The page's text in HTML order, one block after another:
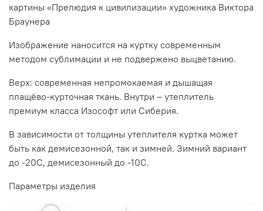
картины «Прелюдия к цивилизации» художника Виктора
Браунера
Изображение наносится на куртку современным
методом сублимации и не подвержено выцветанию.
Верх: современная непромокаемая и дышащая
плащёво-курточная ткань. Внутри – утеплитель
премиум класса Изософт или Сиберия.
В зависимости от толщины утеплителя куртка может
быть как демисезонной, так и зимней. Зимний вариант
до -20С, демисезонный до -10С.
Параметры изделия